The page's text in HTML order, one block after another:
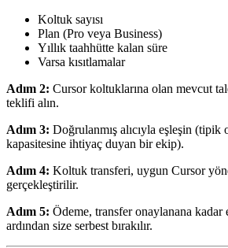
Koltuk sayısı
Plan (Pro veya Business)
Yıllık taahhütte kalan süre
Varsa kısıtlamalar
Adım 2: Cursor koltuklarına olan mevcut
teklifi alın.
Adım 3: Doğrulanmış alıcıyla eşleşin
kapasitesine ihtiyaç duyan bir ekip).
Adım 4: Koltuk transferi, uygun Cursor
gerçekleştirilir.
Adım 5: Ödeme, transfer onaylanana kadar
ardından size serbest bırakılır.